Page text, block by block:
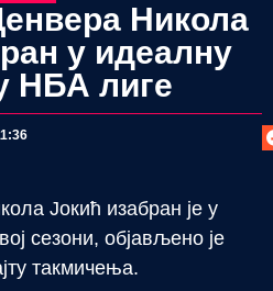
Никола
у идеалну
НБА лиге
Јокић изабран је у
сезони, објављено је
такмичења.